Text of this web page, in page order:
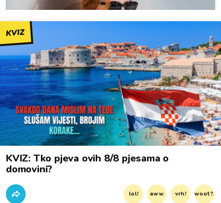
KVIZ
KVIZ: Tko pjeva ovih 8/8 pjesama o
domovini?
lol! aww vrh! woot?!